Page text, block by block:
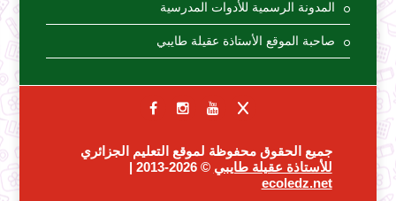
المدونة الرسمية للأدوات المدرسية
صاحبة الموقع الأستاذة عقيلة طايبي
جميع الحقوق محفوظة لموقع التعليم الجزائري
للأستاذة عقيلة طايبي © 2026-2013 |
ecoledz.net